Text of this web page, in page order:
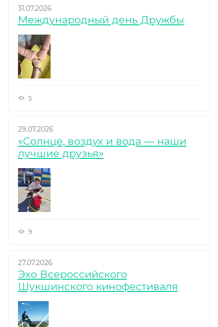
31.07.2026
Международный день Дружбы
5
29.07.2026
«Солнце, воздух и вода — наши
лучшие друзья»
9
27.07.2026
Эхо Всероссийского
Шукшинского кинофестиваля